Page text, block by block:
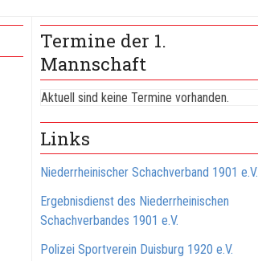
Termine der 1.
Mannschaft
Aktuell sind keine Termine vorhanden.
Links
Niederrheinischer Schachverband 1901 e.V.
Ergebnisdienst des Niederrheinischen
Schachverbandes 1901 e.V.
Polizei Sportverein Duisburg 1920 e.V.